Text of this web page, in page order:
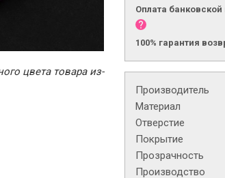
цвета товара из-
Оплата
100% гарантия
Производитель
Материал
Отверстие
Покрытие
Прозрачность
Производство